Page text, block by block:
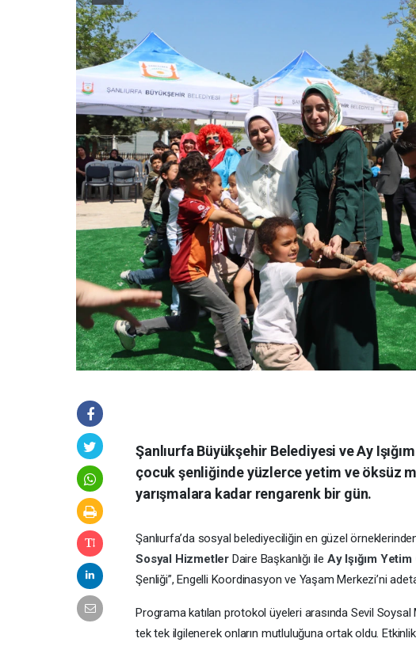
Şanlıurfa Büyükşehir Belediyesi ve Ay
çocuk şenliğinde yüzlerce yetim ve öksüz
yarışmalara kadar rengarenk bir gün.
Şanlıurfa’da sosyal belediyeciliğin en güzel
Sosyal Hizmetler Daire Başkanlığı ile Ay Işığım
Şenliği”, Engelli Koordinasyon ve Yaşam Merkezi’ni
Programa katılan protokol üyeleri arasında Sevil
tek tek ilgilenerek onların mutluluğuna ortak oldu.